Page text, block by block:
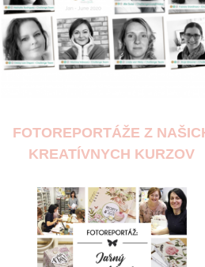
FOTOREPORTÁŽE Z
KREATÍVNYCH KURZOV